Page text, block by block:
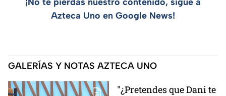
Azteca Uno en Google News!
GALERÍAS Y NOTAS AZTECA UNO
"¿Pretendes que Dani te